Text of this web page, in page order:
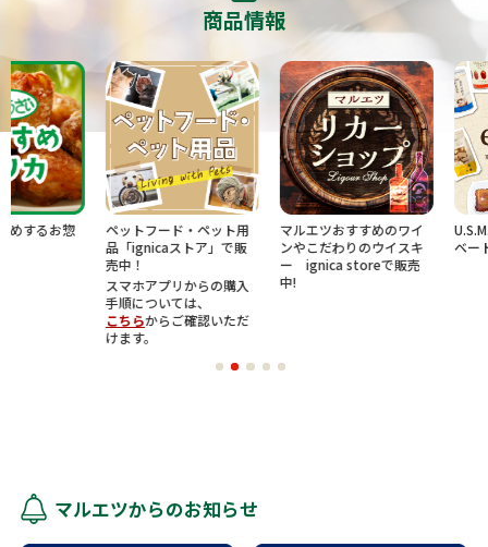
商品情報
惣
ペットフード・ペット用
品「ignicaストア」で販
スマホアプリからの購入
手順については、
からご確認いただ
マルエツおすすめのワイ
ンやこだわりのウイスキ
ー ignica storeで販売
中!
ベートブランド
マルエツからのお知らせ